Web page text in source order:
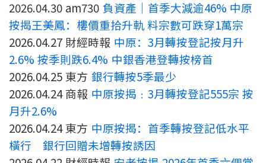
條款及細則 私隱政策聲明
2026.04.30 am730 負資產｜首季大減逾46% 中原
按揭王美鳳：樓價重拾升軌 料宗數可跌穿1萬宗
2026.04.27 財經時報 中原：3月轉按登記按月升
2.6% 按季則跌6.4% 中銀香港登轉按榜首
2026.04.25 東方 銀行轉按5季最少
2026.04.24 商報 中原按揭﹕3月轉按登記555宗 按
月升2.6%
2026.04.24 東方 中原按揭：首季轉按登記低水平
橫行 銀行回贈未增轉按誘因